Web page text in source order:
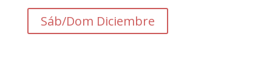
Sáb/Dom Diciembre